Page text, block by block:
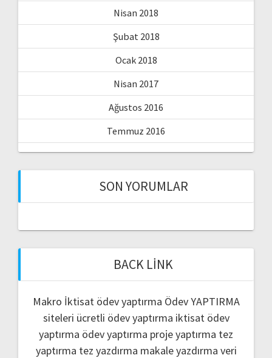
Nisan 2018
Şubat 2018
Ocak 2018
Nisan 2017
Ağustos 2016
Temmuz 2016
SON YORUMLAR
BACK LINK
Makro İktisat ödev yaptırma Ödev YAPTIRMA
siteleri ücretli ödev yaptırma iktisat ödev
yaptırma ödev yaptırma proje yaptırma tez
yaptırma tez yazdırma makale yazdırma veri